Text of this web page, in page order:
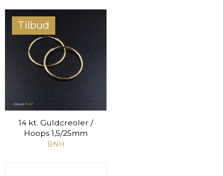
Tilbud
14 kt. Guldcreoler /
Hoops 1,5/25mm
BNH